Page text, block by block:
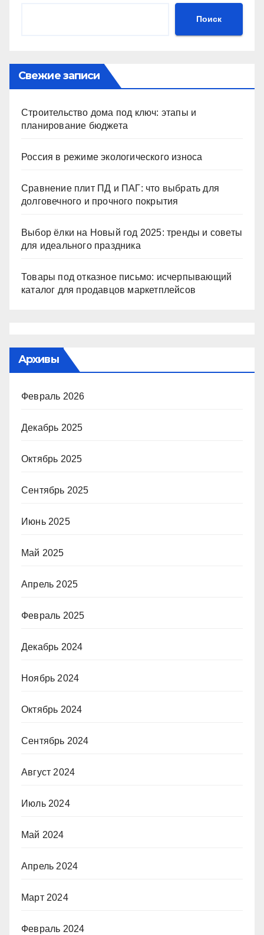
Поиск
Свежие записи
Строительство дома под ключ: этапы и
планирование бюджета
Россия в режиме экологического износа
Сравнение плит ПД и ПАГ: что выбрать для
долговечного и прочного покрытия
Выбор ёлки на Новый год 2025: тренды и советы
для идеального праздника
Товары под отказное письмо: исчерпывающий
каталог для продавцов маркетплейсов
Архивы
Февраль 2026
Декабрь 2025
Октябрь 2025
Сентябрь 2025
Июнь 2025
Май 2025
Апрель 2025
Февраль 2025
Декабрь 2024
Ноябрь 2024
Октябрь 2024
Сентябрь 2024
Август 2024
Июль 2024
Май 2024
Апрель 2024
Март 2024
Февраль 2024